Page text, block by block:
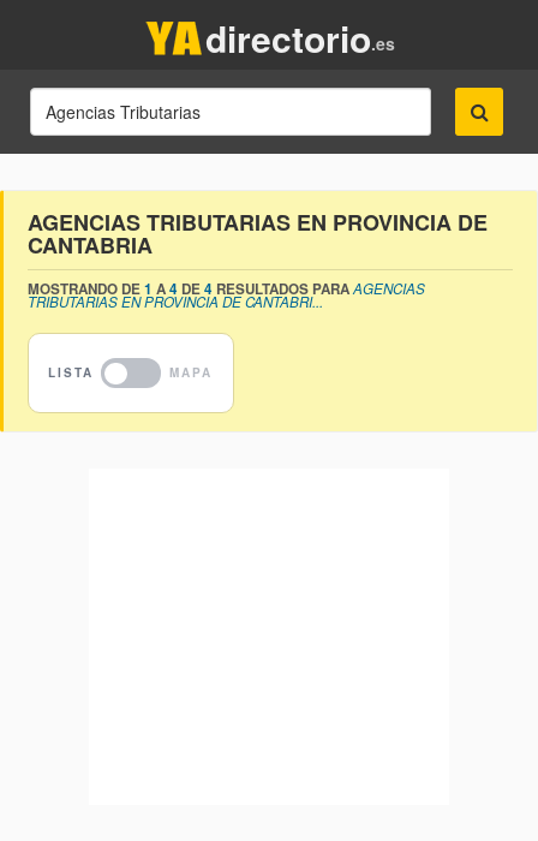
.es
directorio
AGENCIAS TRIBUTARIAS EN PROVINCIA DE
CANTABRIA
MOSTRANDO DE1 A4 DE4 RESULTADOS PARAAGENCIAS
TRIBUTARIAS EN PROVINCIA DE CANTABRI...